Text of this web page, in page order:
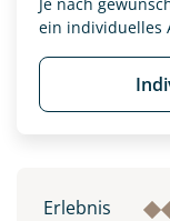
ein individuelles
Erlebnis